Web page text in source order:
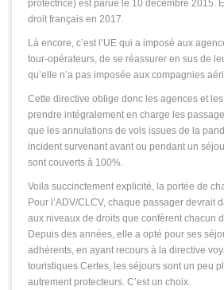
protectrice) est parue le 10 décembre 2015.
droit français en 2017.
Là encore, c’est l’UE qui a imposé aux
tour-opérateurs, de se réassurer en sus de
qu’elle n’a pas imposée aux compagnies
Cette directive oblige donc les agences et
prendre intégralement en charge les
que les annulations de vols issues de la
incident survenant avant ou pendant un
sont couverts à 100%.
Voila succinctement explicité, la portée de
Pour l’ADV/CLCV, chaque passager devrait
aux niveaux de droits que confèrent chacun
Depuis des années, elle a opté pour ses
adhérents, en ayant recours à la directive
touristiques Certes, les séjours sont un peu
autrement protecteurs. C’est un choix.